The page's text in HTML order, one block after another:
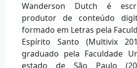
Wanderson Dutch é
produtor de conteúdo
formado em Letras pela
Espírito Santo (Multivix
graduado pela Faculdade
estado de São Paulo